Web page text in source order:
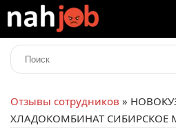
Отзывы сотрудников »
ХЛАДОКОМБИНАТ СИБИРСКОЕ